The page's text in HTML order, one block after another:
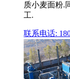
质小麦面粉.
工.
联系电话: